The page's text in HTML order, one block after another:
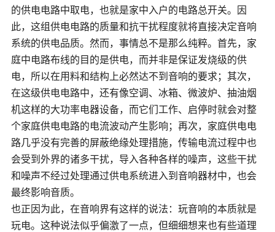
的供电电路中取电，也就是家中入户的电路总开关。因
此，这组供电电路的质量和抗干扰程度就将直接决定音响
系统的供电品质。然而，事情总不是那么纯粹。首先，家
庭中电路布线的目的是供电，而并非是保证发烧级的供
电，所以在用料和结构上必然达不到音响的要求；其次，
在这级供电电路中，还有像空调、冰箱、微波炉、抽油烟
机这样的大功率电器设备，而它们工作、启停时就会对整
个家庭供电电路的电流波动产生影响；再次，家庭供电电
路几乎没有完善的屏蔽绝缘处理措施，传输电流过程中也
会受到外界的诸多干扰，导入各种各样的噪声，这些干扰
和噪声不经过处理通过供电系统进入到音响器材中，也会
最终影响音质。
也正因为此，在音响界有这样的说法：玩音响的本质就是
玩电。这种说法似乎偏激了一点，但细细想来也有些道理